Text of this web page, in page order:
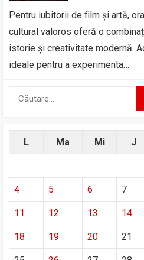
Pentru iubitorii de film și artă,
cultural valoros oferă o
istorie și creativitate modernă.
ideale pentru a experimenta…
Caută
L Ma Mi J
4 5 6 7
11 12 13 14
18 19 20 21